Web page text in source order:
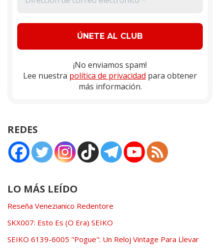
¡No enviamos spam!
Lee nuestra política de privacidad para obtener
más información.
REDES
LO MÁS LEÍDO
Reseña Venezianico Redentore
SKX007: Esto Es (O Era) SEIKO
SEIKO 6139-6005 "Pogue": Un Reloj Vintage Para Llevar